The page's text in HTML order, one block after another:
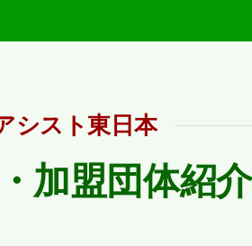
シスト東日本
加盟団体紹介